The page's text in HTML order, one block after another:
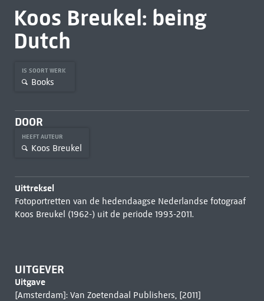
Koos Breukel: being
Dutch
IS SOORT WERK
Books
DOOR
HEEFT AUTEUR
Koos Breukel
Uittreksel
Fotoportretten van de hedendaagse Nederlandse fotograaf
Koos Breukel (1962-) uit de periode 1993-2011.
UITGEVER
Uitgave
[Amsterdam]: Van Zoetendaal Publishers, [2011]